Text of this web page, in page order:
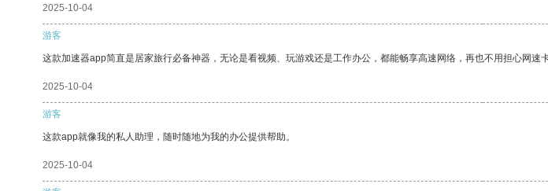
2025-10-04
游客
这款加速器app简直是居家旅行必备神器，无论是看视频、玩游戏还是工作办公，都能畅享高速网络，再也不用担心网
2025-10-04
游客
这款app就像我的私人助理，随时随地为我的办公提供帮助。
2025-10-04